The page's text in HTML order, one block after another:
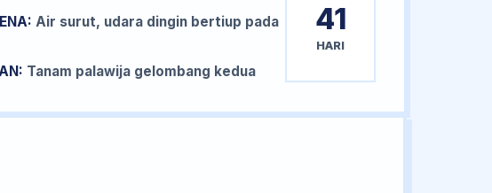
Air surut, udara dingin bertiup pada
Tanam palawija gelombang kedua
41
HARI